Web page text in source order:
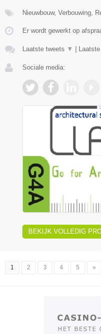
Nieuwbouw, Verbouwing,
Er wordt gewerkt op
Laatste tweets ▼
Sociale media:
BEKIJK VOLLEDIG
1 2 3 4 5 »